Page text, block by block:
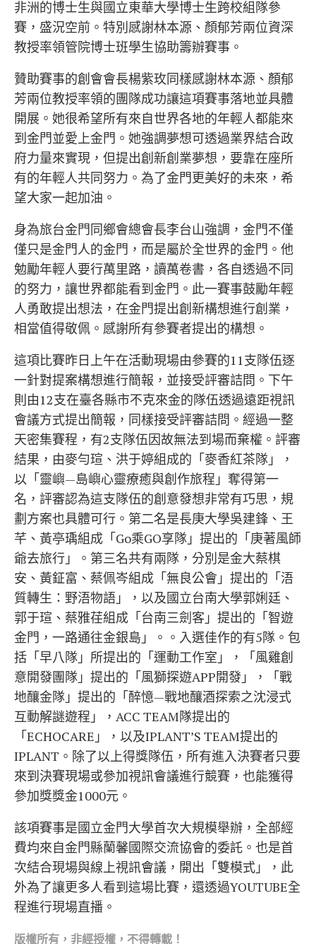
非洲的博士生與國立東華大學博士生跨校組隊參
賽，盛況空前。特別感謝林本源、顏郁芳兩位資深
教授率領管院博士班學生協助籌辦賽事。
贊助賽事的創會會長楊紫玫同樣感謝林本源、顏郁
芳兩位教授率領的團隊成功讓這項賽事落地並具體
開展。她很希望所有來自世界各地的年輕人都能來
到金門並愛上金門。她強調夢想可透過業界結合政
府力量來實現，但提出創新創業夢想，要靠在座所
有的年輕人共同努力。為了金門更美好的未來，希
望大家一起加油。
身為旅台金門同鄉會總會長李台山強調，金門不僅
僅只是金門人的金門，而是屬於全世界的金門。他
勉勵年輕人要行萬里路，讀萬卷書，各自透過不同
的努力，讓世界都能看到金門。此一賽事鼓勵年輕
人勇敢提出想法，在金門提出創新構想進行創業，
相當值得敬佩。感謝所有參賽者提出的構想。
這項比賽昨日上午在活動現場由參賽的11支隊伍逐
一針對提案構想進行簡報，並接受評審詰問。下午
則由12支在臺各縣市不克來金的隊伍透過遠距視訊
會議方式提出簡報，同樣接受評審詰問。經過一整
天密集賽程，有2支隊伍因故無法到場而棄權。評審
結果，由麥勻瑄、洪于婷組成的「麥香紅茶隊」，
以「靈嶼—島嶼心靈療癒與創作旅程」奪得第一
名，評審認為這支隊伍的創意發想非常有巧思，規
劃方案也具體可行。第二名是長庚大學吳建鋒、王
芊、黃亭瑀組成「Go乘GO享隊」提出的「庚著風師
爺去旅行」。第三名共有兩隊，分別是金大蔡棋
安、黃鉦富、蔡佩岑組成「無良公會」提出的「浯
質轉生：野浯物語」，以及國立台南大學郭娳廷、
郭于瑄、蔡雅荏組成「台南三劍客」提出的「智遊
金門，一路通往金銀島」。。入選佳作的有5隊。包
括「早八隊」所提出的「運動工作室」，「風雞創
意開發團隊」提出的「風獅探遊APP開發」，「戰
地釀金隊」提出的「醉憶—戰地釀酒探索之沈浸式
互動解謎遊程」，ACC TEAM隊提出的
「ECHOCARE」，以及IPLANT’S TEAM提出的
IPLANT。除了以上得獎隊伍，所有進入決賽者只要
來到決賽現場或參加視訊會議進行競賽，也能獲得
參加獎獎金1000元。
該項賽事是國立金門大學首次大規模舉辦，全部經
費均來自金門縣蘭馨國際交流協會的委託。也是首
次結合現場與線上視訊會議，開出「雙模式」，此
外為了讓更多人看到這場比賽，還透過YOUTUBE全
程進行現場直播。
版權所有，非經授權，不得轉載！